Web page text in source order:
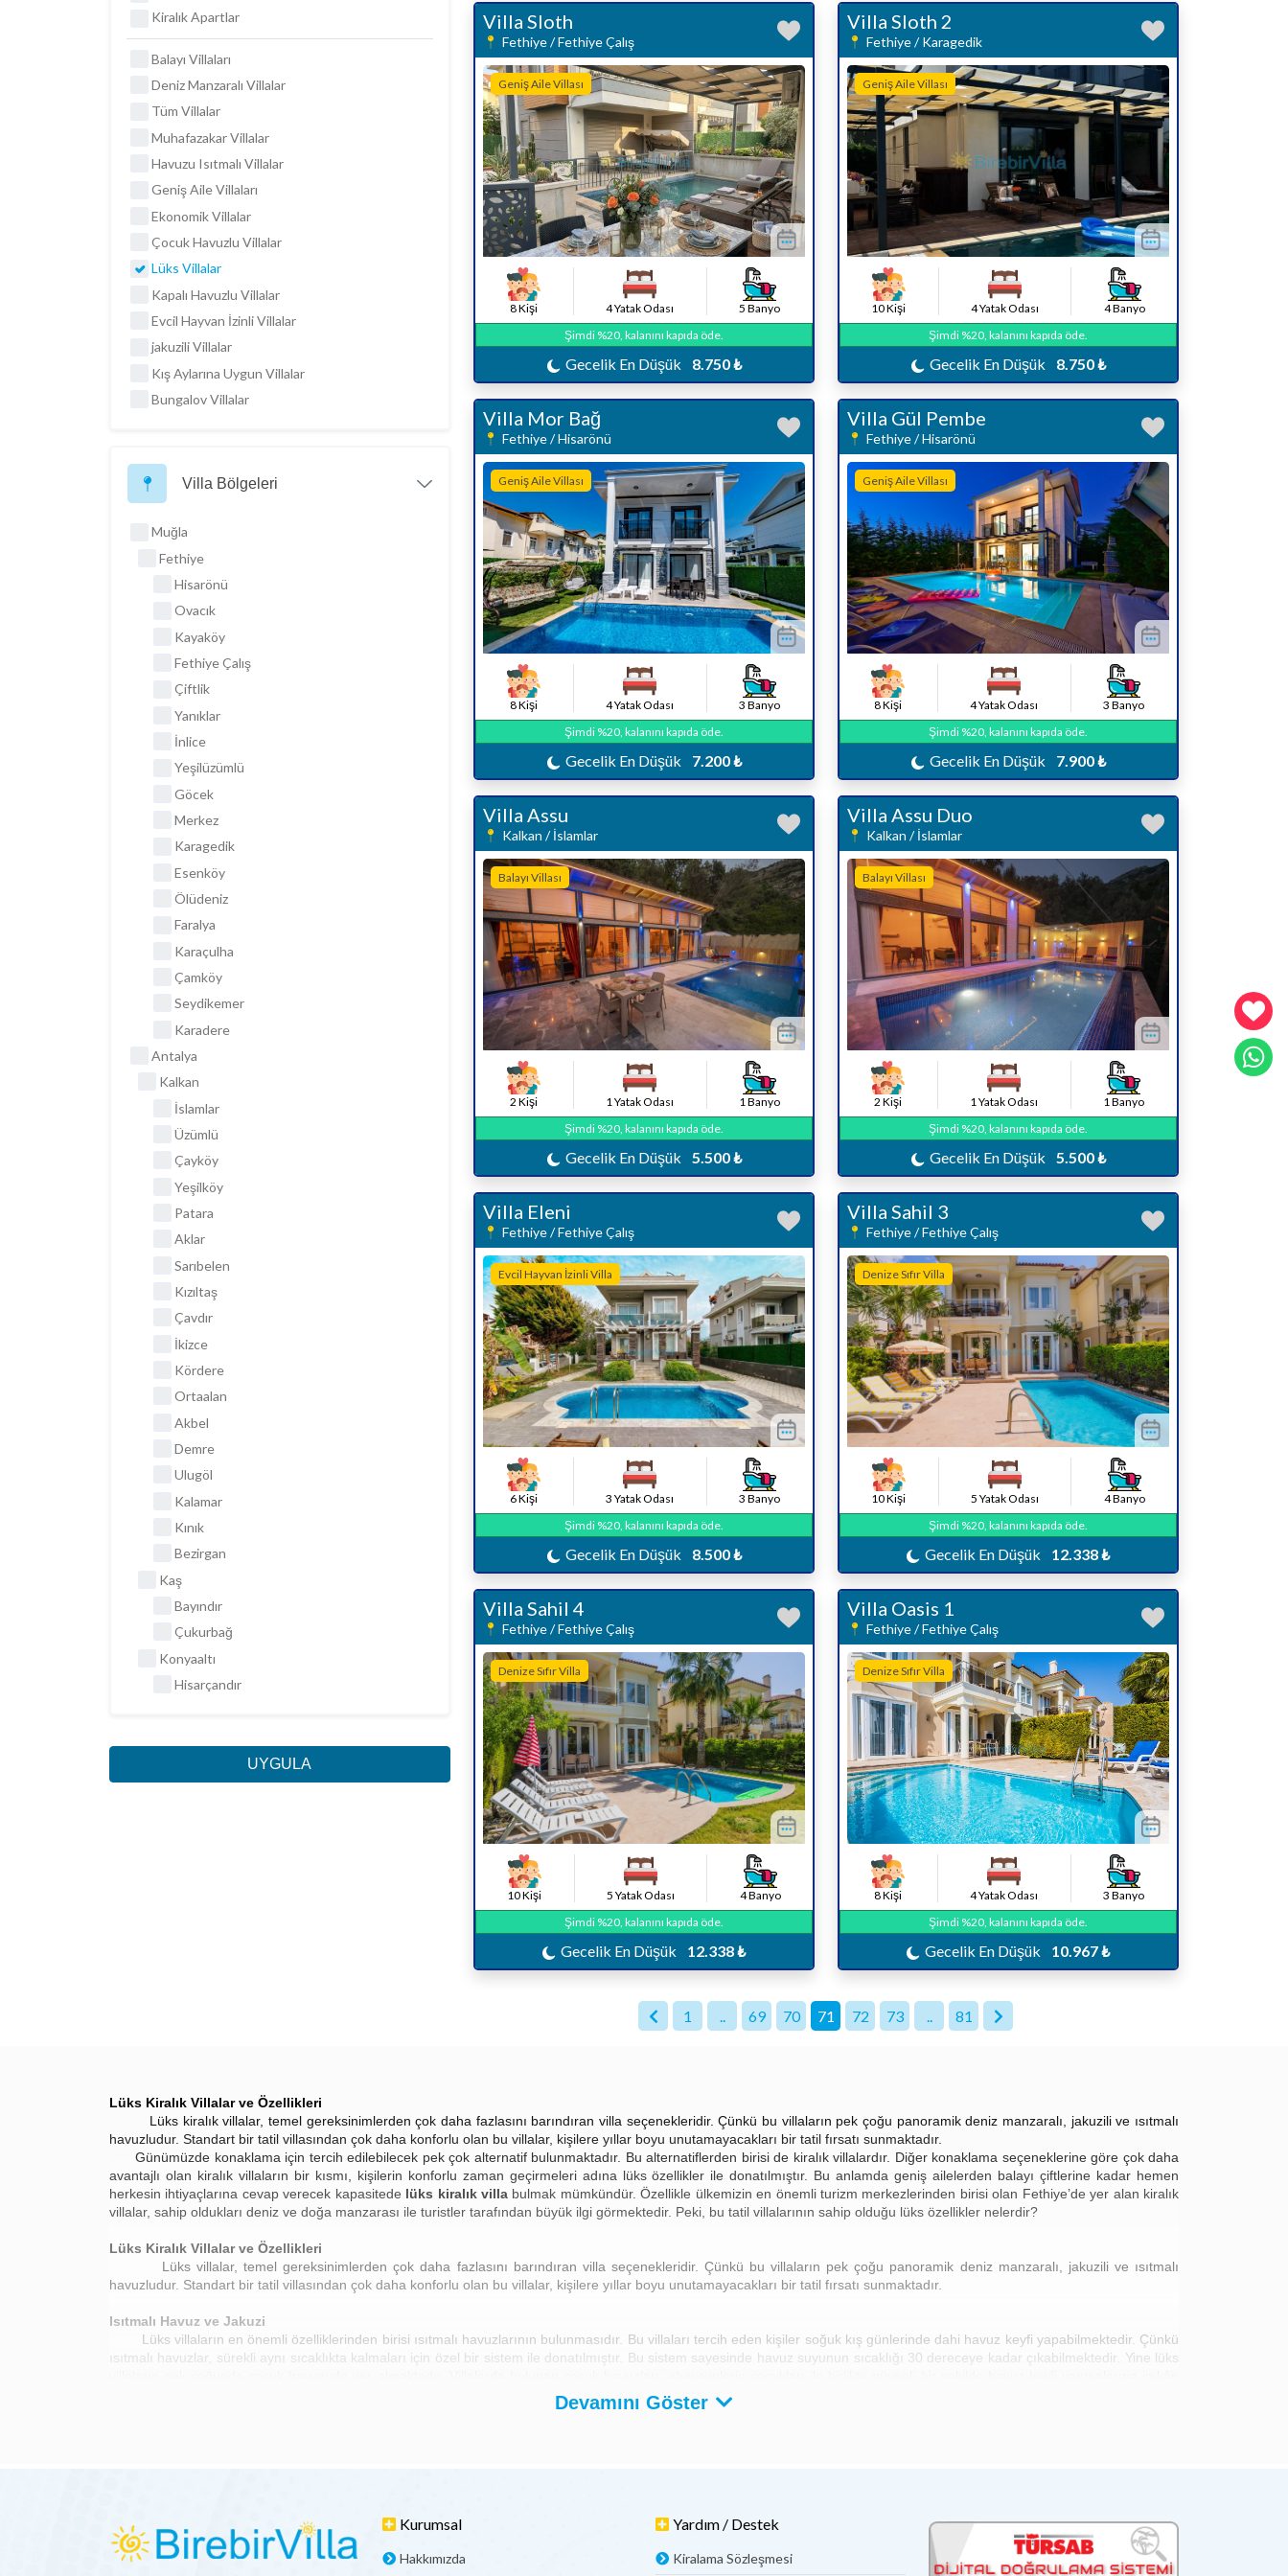
Kiralık Apartlar
Balayı Villaları
Deniz Manzaralı Villalar
Tüm Villalar
Muhafazakar Villalar
Havuzu Isıtmalı Villalar
Geniş Aile Villaları
Ekonomik Villalar
Çocuk Havuzlu Villalar
Lüks Villalar
Kapalı Havuzlu Villalar
Evcil Hayvan İzinli Villalar
jakuzili Villalar
Kış Aylarına Uygun Villalar
Bungalov Villalar
Villa Bölgeleri
Muğla
Fethiye
Hisarönü
Ovacık
Kayaköy
Fethiye Çalış
Çiftlik
Yanıklar
İnlice
Yeşilüzümlü
Göcek
Merkez
Karagedik
Esenköy
Ölüdeniz
Faralya
Karaçulha
Çamköy
Seydikemer
Karadere
Antalya
Kalkan
İslamlar
Üzümlü
Çayköy
Yeşilköy
Patara
Aklar
Sarıbelen
Kızıltaş
Çavdır
İkizce
Kördere
Ortaalan
Akbel
Demre
Ulugöl
Kalamar
Kınık
Bezirgan
Kaş
Bayındır
Çukurbağ
Konyaaltı
Hisarçandır
UYGULA
Villa Sloth
Fethiye / Fethiye Çalış
Geniş Aile Villası
8 Kişi 4 Yatak Odası
5 Banyo
Şimdi %20, kalanını kapıda öde.
Gecelik En Düşük 8.750 ₺
Villa Sloth 2
Fethiye / Karagedik
Geniş Aile Villası
10 Kişi 4 Yatak Odası
4 Banyo
Şimdi %20, kalanını kapıda öde.
Gecelik En Düşük 8.750 ₺
Villa Mor Bağ
Fethiye / Hisarönü
Geniş Aile Villası
8 Kişi 4 Yatak Odası
3 Banyo
Şimdi %20, kalanını kapıda öde.
Gecelik En Düşük 7.200 ₺
Villa Gül Pembe
Fethiye / Hisarönü
Geniş Aile Villası
8 Kişi 4 Yatak Odası
3 Banyo
Şimdi %20, kalanını kapıda öde.
Gecelik En Düşük 7.900 ₺
Villa Assu
Kalkan / İslamlar
Balayı Villası
2 Kişi 1 Yatak Odası
1 Banyo
Şimdi %20, kalanını kapıda öde.
Gecelik En Düşük 5.500 ₺
Villa Assu Duo
Kalkan / İslamlar
Balayı Villası
2 Kişi 1 Yatak Odası
1 Banyo
Şimdi %20, kalanını kapıda öde.
Gecelik En Düşük 5.500 ₺
Villa Eleni
Fethiye / Fethiye Çalış
Evcil Hayvan İzinli Villa
6 Kişi 3 Yatak Odası
3 Banyo
Şimdi %20, kalanını kapıda öde.
Gecelik En Düşük 8.500 ₺
Villa Sahil 3
Fethiye / Fethiye Çalış
Denize Sıfır Villa
10 Kişi 5 Yatak Odası
4 Banyo
Şimdi %20, kalanını kapıda öde.
Gecelik En Düşük 12.338 ₺
Villa Sahil 4
Fethiye / Fethiye Çalış
Denize Sıfır Villa
10 Kişi 5 Yatak Odası
4 Banyo
Şimdi %20, kalanını kapıda öde.
Gecelik En Düşük 12.338 ₺
Villa Oasis 1
Fethiye / Fethiye Çalış
Denize Sıfır Villa
8 Kişi 4 Yatak Odası
3 Banyo
Şimdi %20, kalanını kapıda öde.
Gecelik En Düşük 10.967 ₺
1 .. 69 70 71 72 73 .. 81
Lüks Kiralık Villalar ve Özellikleri
Lüks kiralık villalar, temel gereksinimlerden çok daha fazlasını barındıran villa seçenekleridir. Çünkü bu villaların pek çoğu panoramik deniz manzaralı, jakuzili ve ısıtmalı
havuzludur. Standart bir tatil villasından çok daha konforlu olan bu villalar, kişilere yıllar boyu unutamayacakları bir tatil fırsatı sunmaktadır.
Günümüzde konaklama için tercih edilebilecek pek çok alternatif bulunmaktadır. Bu alternatiflerden birisi de kiralık villalardır. Diğer konaklama seçeneklerine göre çok daha
avantajlı olan kiralık villaların bir kısmı, kişilerin konforlu zaman geçirmeleri adına lüks özellikler ile donatılmıştır. Bu anlamda geniş ailelerden balayı çiftlerine kadar hemen
herkesin ihtiyaçlarına cevap verecek kapasitede lüks kiralık villa bulmak mümkündür. Özellikle ülkemizin en önemli turizm merkezlerinden birisi olan Fethiye’de yer alan kiralık
villalar, sahip oldukları deniz ve doğa manzarası ile turistler tarafından büyük ilgi görmektedir. Peki, bu tatil villalarının sahip olduğu lüks özellikler nelerdir?
Lüks Kiralık Villalar ve Özellikleri
Lüks villalar, temel gereksinimlerden çok daha fazlasını barındıran villa seçenekleridir. Çünkü bu villaların pek çoğu panoramik deniz manzaralı, jakuzili ve ısıtmalı
havuzludur. Standart bir tatil villasından çok daha konforlu olan bu villalar, kişilere yıllar boyu unutamayacakları bir tatil fırsatı sunmaktadır.
Isıtmalı Havuz ve Jakuzi
Lüks villaların en önemli özelliklerinden birisi ısıtmalı havuzlarının bulunmasıdır. Bu villaları tercih eden kişiler soğuk kış günlerinde dahi havuz keyfi yapabilmektedir. Çünkü
ısıtmalı havuzlar, sürekli aynı sıcaklıkta kalmaları için özel bir sistem ile donatılmıştır. Bu sistem sayesinde havuz suyunun sıcaklığı 30 dereceye kadar çıkabilmektedir. Yine lüks
Lüks villaların en önemli özelliklerinden birisi de jakuziye sahip olmalarıdır. Genellikle yatak odalarında konumlandırılan masaj özellikli jakuziler, tatilcilerin
Steril ve Güvenli Ortam
Devamını Göster
Kurumsal
Hakkımızda
Yardım / Destek
Kiralama Sözleşmesi